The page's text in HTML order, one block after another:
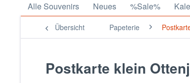
Alle Souvenirs Neues %Sale%
Übersicht Papeterie
Postkarte klein